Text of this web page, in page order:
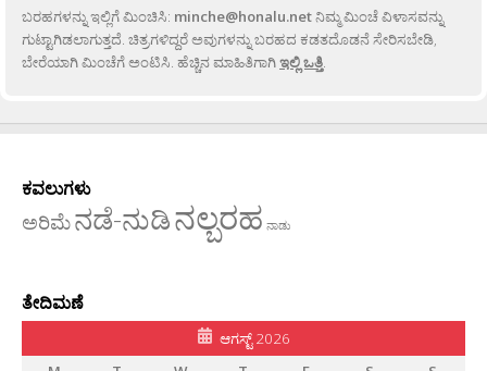
ಬರಹಗಳನ್ನು ಇಲ್ಲಿಗೆ ಮಿಂಚಿಸಿ: minche@honalu.netನಿಮ್ಮ ಮಿಂಚೆ ವಿಳಾಸವನ್ನು
ಗುಟ್ಟಾಗಿಡಲಾಗುತ್ತದೆ. ಚಿತ್ರಗಳಿದ್ದರೆ ಅವುಗಳನ್ನು ಬರಹದ ಕಡತದೊಡನೆ ಸೇರಿಸಬೇಡಿ,
ಬೇರೆಯಾಗಿ ಮಿಂಚೆಗೆ ಅಂಟಿಸಿ. ಹೆಚ್ಚಿನ ಮಾಹಿತಿಗಾಗಿಇಲ್ಲಿ ಒತ್ತಿ.
ಕವಲುಗಳು
ಅರಿಮೆನಡೆ-ನುಡಿನಲ್ಬರಹ ನಾಡು
ತೇದಿಮಣೆ
ಆಗಸ್ಟ್ 2026